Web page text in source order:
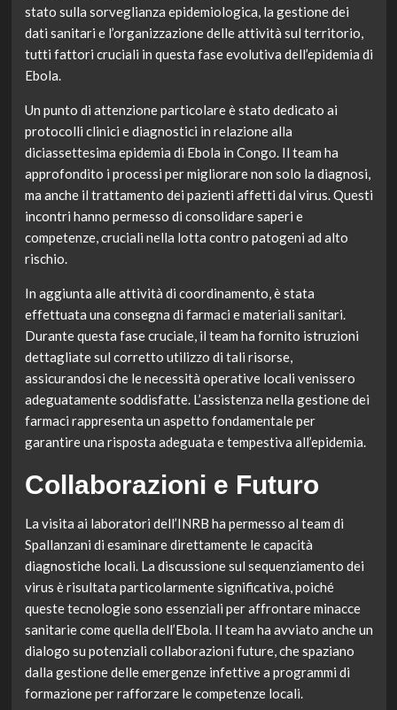
stato sulla sorveglianza epidemiologica, la gestione dei
dati sanitari e l’organizzazione delle attività sul territorio,
tutti fattori cruciali in questa fase evolutiva dell’epidemia di
Ebola.
Un punto di attenzione particolare è stato dedicato ai
protocolli clinici e diagnostici in relazione alla
diciassettesima epidemia di Ebola in Congo. Il team ha
approfondito i processi per migliorare non solo la diagnosi,
ma anche il trattamento dei pazienti affetti dal virus. Questi
incontri hanno permesso di consolidare saperi e
competenze, cruciali nella lotta contro patogeni ad alto
rischio.
In aggiunta alle attività di coordinamento, è stata
effettuata una consegna di farmaci e materiali sanitari.
Durante questa fase cruciale, il team ha fornito istruzioni
dettagliate sul corretto utilizzo di tali risorse,
assicurandosi che le necessità operative locali venissero
adeguatamente soddisfatte. L’assistenza nella gestione dei
farmaci rappresenta un aspetto fondamentale per
garantire una risposta adeguata e tempestiva all’epidemia.
Collaborazioni e Futuro
La visita ai laboratori dell’INRB ha permesso al team di
Spallanzani di esaminare direttamente le capacità
diagnostiche locali. La discussione sul sequenziamento dei
virus è risultata particolarmente significativa, poiché
queste tecnologie sono essenziali per affrontare minacce
sanitarie come quella dell’Ebola. Il team ha avviato anche un
dialogo su potenziali collaborazioni future, che spaziano
dalla gestione delle emergenze infettive a programmi di
formazione per rafforzare le competenze locali.